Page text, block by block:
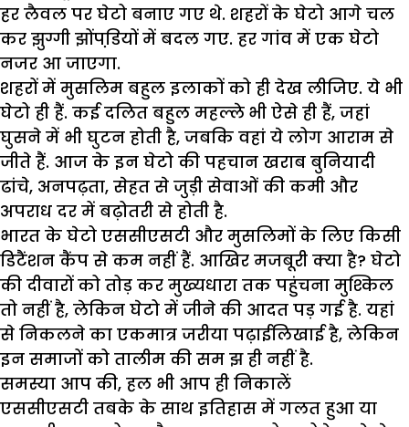
हर लैवल पर घेटो बनाए गए थे. शहरों के घेटो आगे चल
कर झुग्गी झोंपडि़यों में बदल गए. हर गांव में एक घेटो
नजर आ जाएगा.
शहरों में मुसलिम बहुल इलाकों को ही देख लीजिए. ये भी
घेटो ही हैं. कई दलित बहुल महल्ले भी ऐसे ही हैं, जहां
घुसने में भी घुटन होती है, जबकि वहां ये लोग आराम से
जीते हैं. आज के इन घेटो की पहचान खराब बुनियादी
ढांचे, अनपढ़ता, सेहत से जुड़ी सेवाओं की कमी और
अपराध दर में बढ़ोतरी से होती है.
भारत के घेटो एससीएसटी और मुसलिमों के लिए किसी
डिटैंशन कैंप से कम नहीं हैं. आखिर मजबूरी क्या है? घेटो
की दीवारों को तोड़ कर मुख्यधारा तक पहुंचना मुश्किल
तो नहीं है, लेकिन घेटो में जीने की आदत पड़ गई है. यहां
से निकलने का एकमात्र जरीया पढ़ाईलिखाई है, लेकिन
इन समाजों को तालीम की सम झ ही नहीं है.
समस्या आप की, हल भी आप ही निकालें
एससीएसटी तबके के साथ इतिहास में गलत हुआ या